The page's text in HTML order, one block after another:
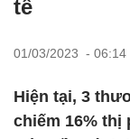
tế
01/03/2023 - 06:14
Hiện tại, 3
chiếm 16% thị